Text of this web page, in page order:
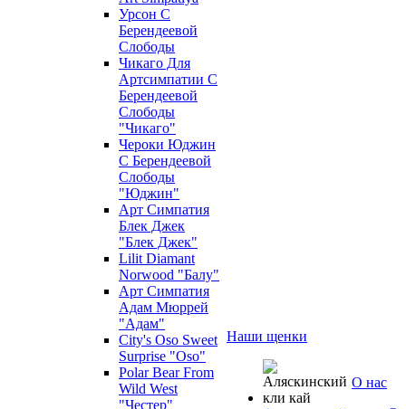
Урсон С
Берендеевой
Слободы
Чикаго Для
Артсимпатии С
Берендеевой
Слободы
"Чикаго"
Чероки Юджин
С Берендеевой
Слободы
"Юджин"
Арт Симпатия
Блек Джек
"Блек Джек"
Lilit Diamant
Norwood "Балу"
Арт Симпатия
Адам Мюррей
"Адам"
City's Oso Sweet
Surprise "Oso"
Polar Bear From
Wild West
"Честер"
Наши щенки
О нас